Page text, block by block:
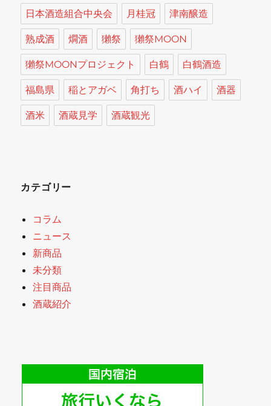
日本酒造組合中央会 月桂冠 津南醸造
熟成酒 燗酒 獺祭 獺祭MOON
獺祭MOONプロジェクト 白鶴 白鶴酒造
福島県 稲とアガベ 角打ち 酒ハイ 酒器
酒米 酒蔵見学 酒蔵観光
カテゴリー
コラム
ニュース
新商品
未分類
注目商品
酒蔵紹介